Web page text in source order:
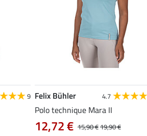
9 Felix Bühler 4.7
Polo technique Mara II
15,90 €19,90 €
12,72 €